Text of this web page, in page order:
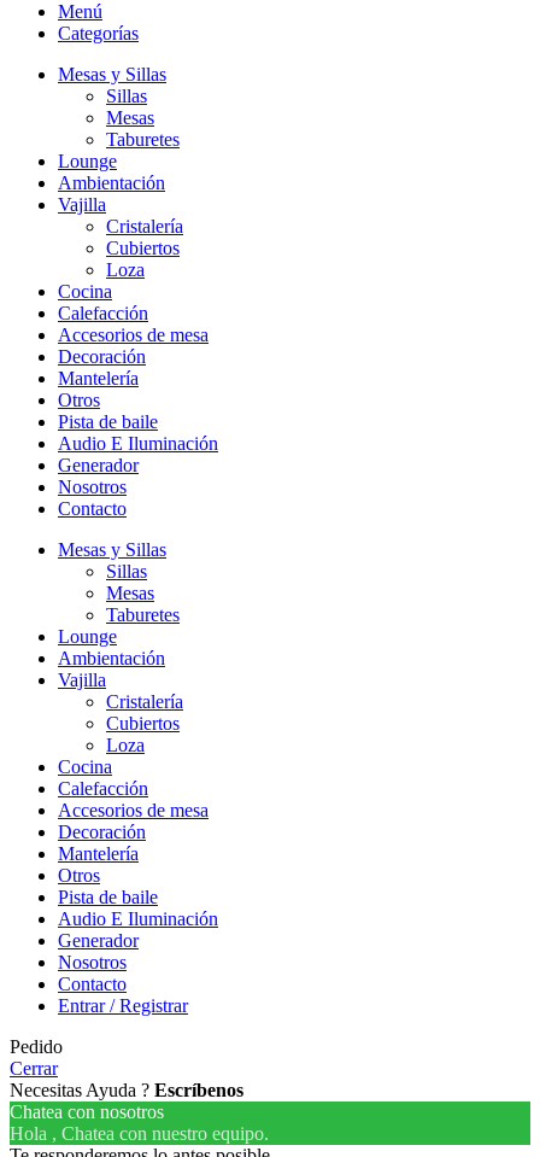
Menú
Categorías
Mesas y Sillas
Sillas
Mesas
Taburetes
Lounge
Ambientación
Vajilla
Cristalería
Cubiertos
Loza
Cocina
Calefacción
Accesorios de mesa
Decoración
Mantelería
Otros
Pista de baile
Audio E Iluminación
Generador
Nosotros
Contacto
Mesas y Sillas
Sillas
Mesas
Taburetes
Lounge
Ambientación
Vajilla
Cristalería
Cubiertos
Loza
Cocina
Calefacción
Accesorios de mesa
Decoración
Mantelería
Otros
Pista de baile
Audio E Iluminación
Generador
Nosotros
Contacto
Entrar / Registrar
Pedido
Cerrar
Necesitas Ayuda ? Escríbenos
Chatea con nosotros
Hola , Chatea con nuestro equipo.